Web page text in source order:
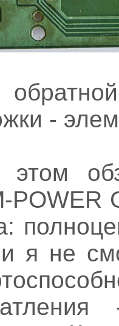
-
этом
POWER
я не